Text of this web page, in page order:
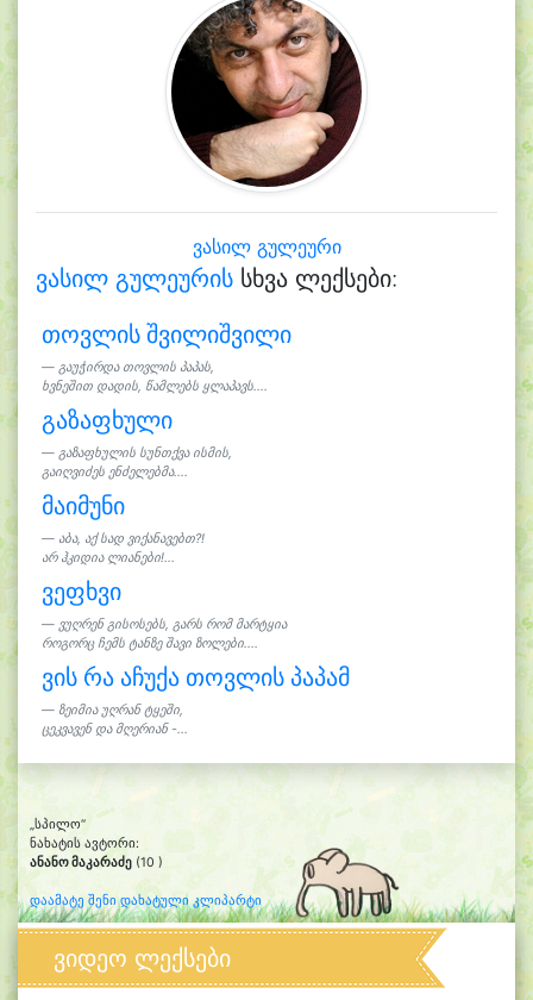
ვასილ გულეური
ვასილ გულეურის სხვა ლექსები:
თოვლის შვილიშვილი
გაუჭირდა თოვლის პაპას,
ხვნეშით დადის, წამლებს ყლაპავს....
გაზაფხული
გაზაფხულის სუნთქვა ისმის,
გაიღვიძეს ენძელებმა....
მაიმუნი
აბა, აქ სად ვიქანავებთ?!
არ ჰკიდია ლიანები!...
ვეფხვი
ვუღრენ გისოსებს, გარს რომ მარტყია
როგორც ჩემს ტანზე შავი ზოლები....
ვის რა აჩუქა თოვლის პაპამ
ზეიმია უღრან ტყეში,
ცეკვავენ და მღერიან -...
„სპილო“
ნახატის ავტორი:
ანანო მაკარაძე (10 )
დაამატე შენი დახატული კლიპარტი
ვიდეო ლექსები